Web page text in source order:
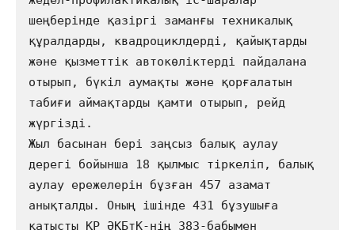
шеңберінде қазіргі заманғы техникалық
құралдарды, квадроциклдерді, қайықтарды
және қызметтік автокөліктерді пайдалана
отырып, бүкіл аумақты және қорғалатын
табиғи аймақтарды қамти отырып, рейд
жүргізді.
Жыл басынан бері заңсыз балық аулау
дерегі бойынша 18 қылмыс тіркеліп, балық
аулау ережелерін бұзған 457 азамат
анықталды. Оның ішінде 431 бұзушыға
қатысты ҚР ӘҚБтК-нің 383-бабымен